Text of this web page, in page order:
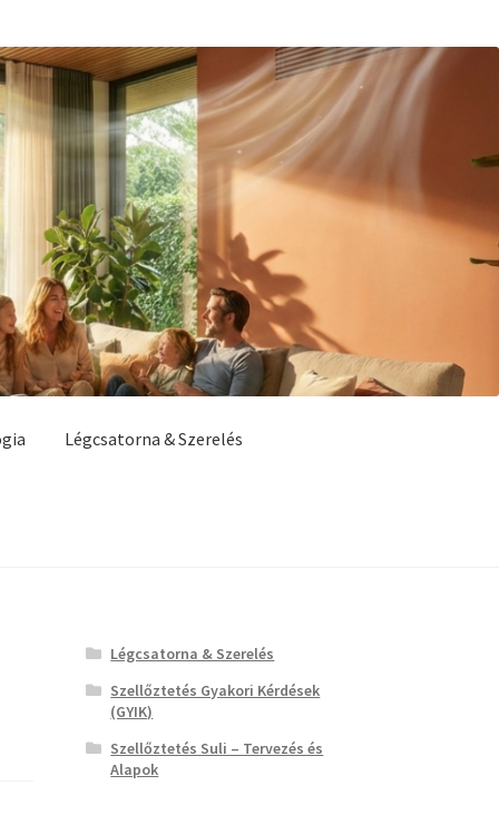
Légcsatorna & Szerelés
Légcsatorna & Szerelés
Szellőztetés Gyakori Kérdések
(GYIK)
Szellőztetés Suli – Tervezés és
Alapok